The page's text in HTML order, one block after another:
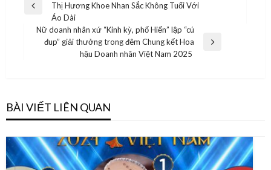
hướng
bài
viết
Previous
Thị Hương Khoe Nhan Sắc Không Tuổi Với
Áo Dài
Next
Nữ doanh nhân xứ “Kinh kỳ, phố Hiến” lập “cú
đup” giải thưởng trong đêm Chung kết Hoa
hậu Doanh nhân Việt Nam 2025
BÀI VIẾT LIÊN QUAN